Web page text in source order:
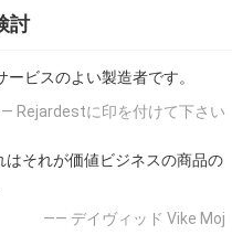
討
ービスのよい製造者です。
Rejardestに印を付けて下さい
はそれが価値ビジネスの商品の
—— デイヴィッド Vike Moj